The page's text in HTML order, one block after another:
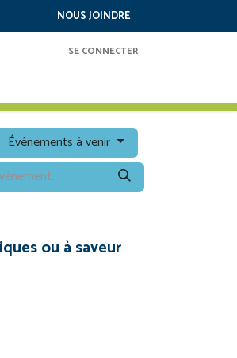
NOUS JOINDRE
SE CONNECTER
Événements à venir
ou à saveur